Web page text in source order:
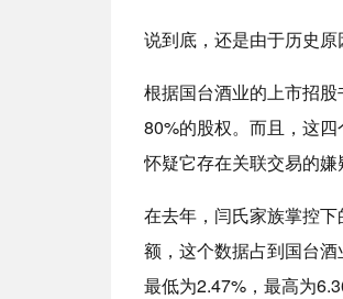
说到底，还是由于历史原
根据国台酒业的上市招
80%的股权。而且，这
怀疑它存在关联交易的嫌
在去年，闫氏家族掌控
额，这个数据占到国台
最低为2.47%，最高为